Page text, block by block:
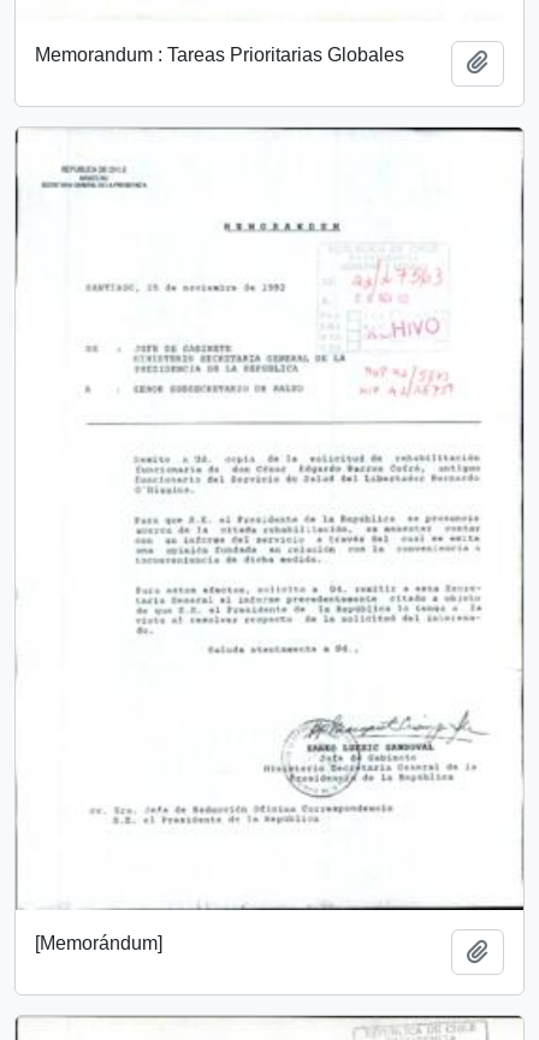
Memorandum : Tareas Prioritarias Globales
[Memorándum]